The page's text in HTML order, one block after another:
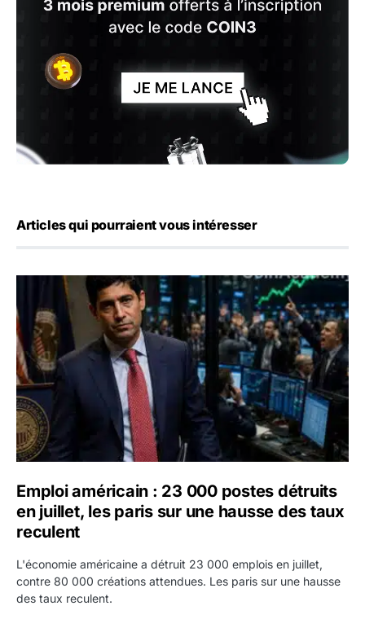
Articles qui pourraient vous intéresser
Emploi américain : 23 000 postes détruits en juillet, les
Emploi américain : 23 000 postes détruits
en juillet, les paris sur une hausse des taux
reculent
L'économie américaine a détruit 23 000 emplois en juillet,
contre 80 000 créations attendues. Les paris sur une hausse
des taux reculent.